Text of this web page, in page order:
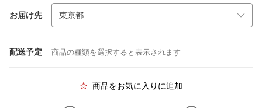
お届け先
配送予定 商品の種類を選択すると表示されます
商品をお気に入りに追加